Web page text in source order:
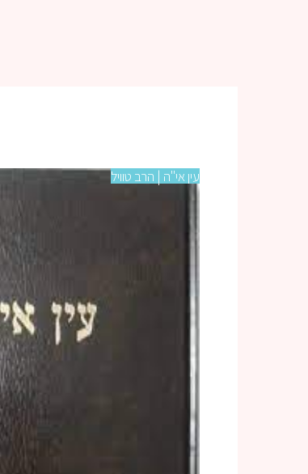
עין אי"ה | הרב טוויל